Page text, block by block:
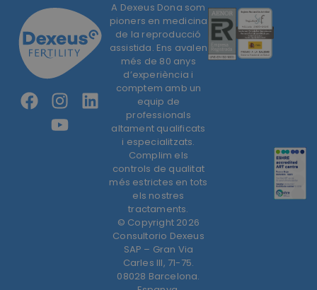
A Dexeus Dona som
pioners en medicina
de la reproducció
assistida. Ens avalen
més de 80 anys
d’experiència i
comptem amb un
equip de
professionals
altament qualificats
i especialitzats.
Complim els
controls de qualitat
més estrictes en tots
els nostres
tractaments.
© Copyright 2026
Consultorio Dexeus
SAP – Gran Via
Carles III, 71-75.
08028 Barcelona.